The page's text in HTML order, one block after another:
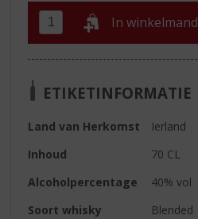
In winkelmand
ETIKETINFORMATIE
Land van Herkomst
Ierland
Inhoud
70 CL
Alcoholpercentage
40% vol
Soort whisky
Blended